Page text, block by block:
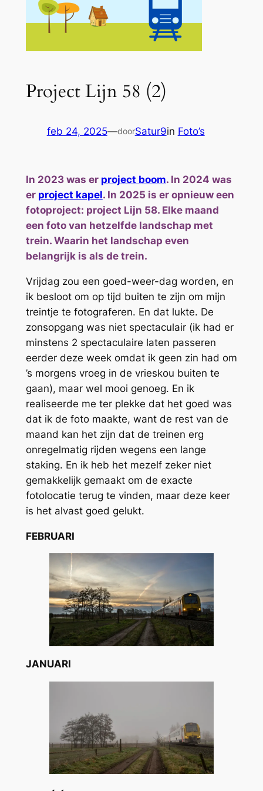
Project Lijn 58 (2)
feb 24, 2025—doorSatur9in Foto’s
In 2023 was er project boom. In 2024 was
er project kapel. In 2025 is er opnieuw een
fotoproject: project Lijn 58. Elke maand
een foto van hetzelfde landschap met
trein. Waarin het landschap even
belangrijk is als de trein.
Vrijdag zou een goed-weer-dag worden, en
ik besloot om op tijd buiten te zijn om mijn
treintje te fotograferen. En dat lukte. De
zonsopgang was niet spectaculair (ik had er
minstens 2 spectaculaire laten passeren
eerder deze week omdat ik geen zin had om
’s morgens vroeg in de vrieskou buiten te
gaan), maar wel mooi genoeg. En ik
realiseerde me ter plekke dat het goed was
dat ik de foto maakte, want de rest van de
maand kan het zijn dat de treinen erg
onregelmatig rijden wegens een lange
staking. En ik heb het mezelf zeker niet
gemakkelijk gemaakt om de exacte
fotolocatie terug te vinden, maar deze keer
is het alvast goed gelukt.
FEBRUARI
JANUARI